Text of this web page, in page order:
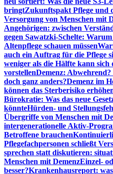
bringtZukunftspakt Pflege und
Versorgung von Menschen mit
Angehörigen: zwischen
gegen Sawatzki-Schelte:
Altenpflege schauen müssen
auch ein Auftrag für die Pflege
weniger als die Hälfte kann
vorstellenDemenz:
doch ganz anders?Demenz im
können das Sterberisiko
Bürokratie: Was das neue
könnteHürden- und
Übergriffe von Menschen mit
intergenerationelle Aktiv-
Betroffene brauchen
Pflegefachpersonen schließt
sprechen statt diskutieren:
Menschen mit DemenzEinzel-
besser?Krankenhausreport: